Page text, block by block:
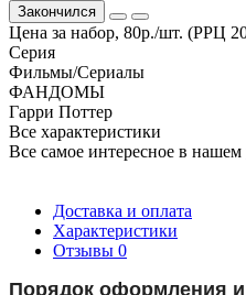
Закончился
Цена за набор, 80р./шт. (РРЦ
Серия
Фильмы/Сериалы
ФАНДОМЫ
Гарри Поттер
Все характеристики
Все самое интересное в нашем
Доставка и оплата
Характеристики
Отзывы 0
Порядок оформления и